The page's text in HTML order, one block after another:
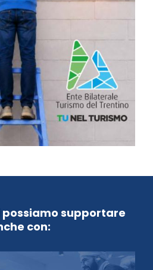
possiamo supportare
con: